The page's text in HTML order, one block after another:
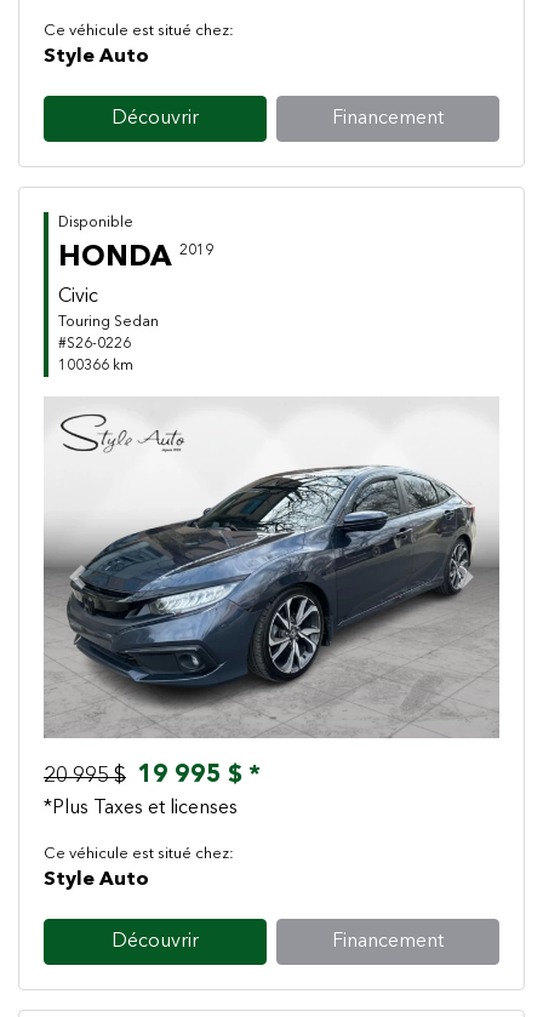
Ce véhicule est situé chez:
Style Auto
Découvrir Financement
Disponible
HONDA 2019
Civic
Touring Sedan
#S26-0226
100366 km
Previous Next
20 995 $ 19 995 $ *
*Plus Taxes et licenses
Ce véhicule est situé chez:
Style Auto
Découvrir Financement